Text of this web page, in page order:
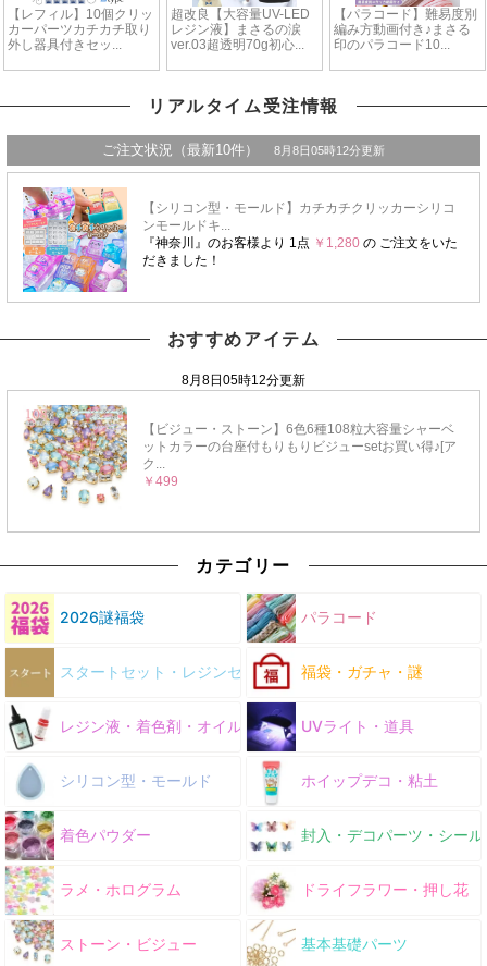
リアルタイム受注情報
おすすめアイテム
カテゴリー
2026謎福袋 パラコード
スタートセット・レジンセット 福袋・ガチャ・謎
レジン液・着色剤・オイル UVライト・道具
シリコン型・モールド ホイップデコ・粘土
着色パウダー 封入・デコパーツ・シール
ラメ・ホログラム ドライフラワー・押し花
ストーン・ビジュー 基本基礎パーツ